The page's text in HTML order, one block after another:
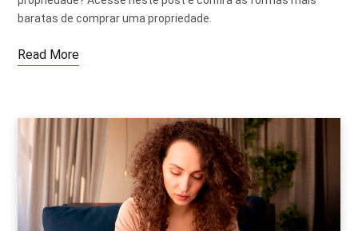
baratas de comprar uma propriedade.
Read More